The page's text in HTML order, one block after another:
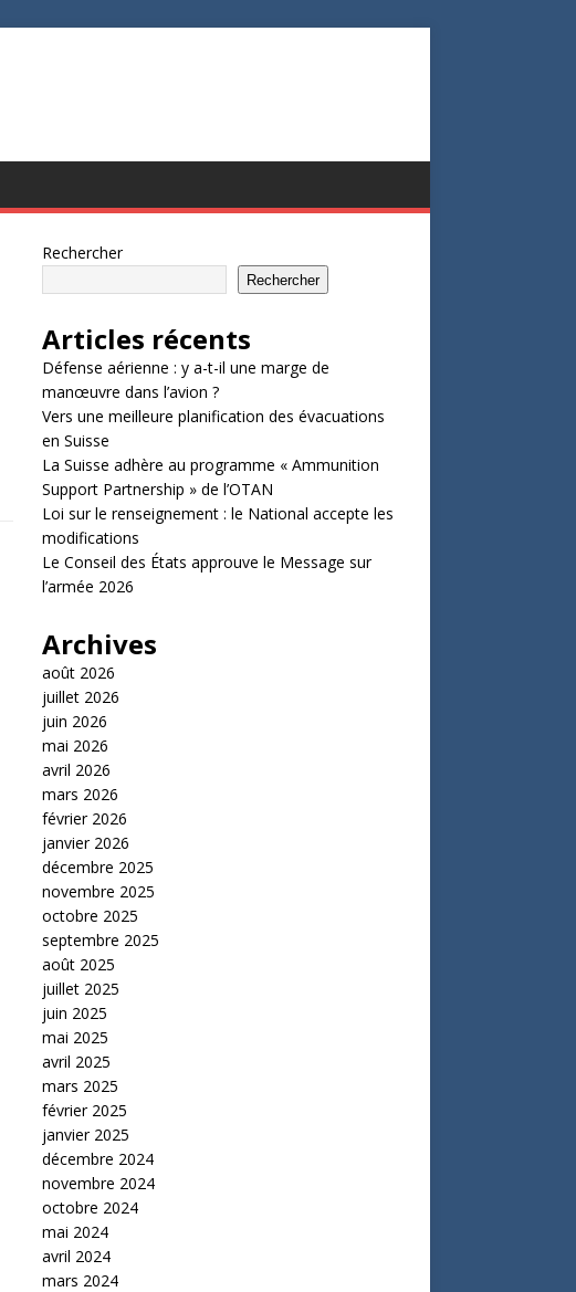
Rechercher
Rechercher
Articles récents
Défense aérienne : y a-t-il une marge de
manœuvre dans l’avion ?
Vers une meilleure planification des évacuations
en Suisse
La Suisse adhère au programme « Ammunition
Support Partnership » de l’OTAN
Loi sur le renseignement : le National accepte les
modifications
Le Conseil des États approuve le Message sur
l’armée 2026
Archives
août 2026
juillet 2026
juin 2026
mai 2026
avril 2026
mars 2026
février 2026
janvier 2026
décembre 2025
novembre 2025
octobre 2025
septembre 2025
août 2025
juillet 2025
juin 2025
mai 2025
avril 2025
mars 2025
février 2025
janvier 2025
décembre 2024
novembre 2024
octobre 2024
mai 2024
avril 2024
mars 2024